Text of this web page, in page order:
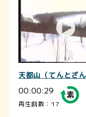
天都山（てんとざ
00:00:29
再生回数：17